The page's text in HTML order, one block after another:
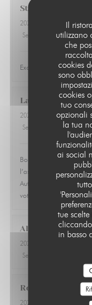
Il
utilizzano
che
cookies
sono
cookies
tuo
opzionali
la tua
ai social
tue
in basso
Steve
2026-07-16
- 19:30 -
Servizio
Atmosfera:
Excellent food, service
Laurent D
2026-07-13
- 19:30 -
Servizio
Atmosfera :
Bon petit restaurant un
l’assiette. J’ai trouvé
Autrement l’accueil et le
votre disposition
Alix
2026-07-10
- 21:00 -
Servizio
Robert
2026-07-15
- 20:15 -